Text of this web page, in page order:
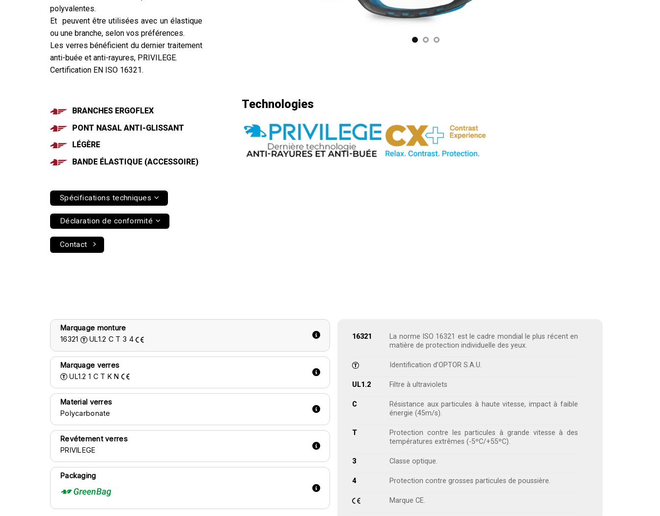
polyvalentes.
Et peuvent être utilisées avec un élastique
ou une branche, selon vos préférences.
Les verres bénéficient du dernier traitement
anti-buée et anti-rayures, PRIVILEGE.
Certification EN ISO 16321.
BRANCHES ERGOFLEX
PONT NASAL ANTI-GLISSANT
LÉGÈRE
BANDE ÉLASTIQUE (ACCESSOIRE)
Spécifications techniques
Déclaration de conformité
Contact
Technologies
Marquage monture
16321
UL1.2 C T 3 4
Marquage verres
UL1.21 C T KN
Material verres
Polycarbonate
Revétement verres
PRIVILEGE
Packaging
16321
La norme ISO 16321 est le cadre mondial le plus récent en
matière de protection individuelle des yeux.
Identification d’OPTOR S.A.U.
UL1.2 Filtre à ultraviolets
C
Résistance aux particules à haute vitesse, impact à faible
énergie (45m/s).
T
Protection contre les particules à grande vitesse à des
températures extrêmes (-5ºC/+55ºC).
3 Classe optique.
4 Protection contre grosses particules de poussière.
Marque CE.